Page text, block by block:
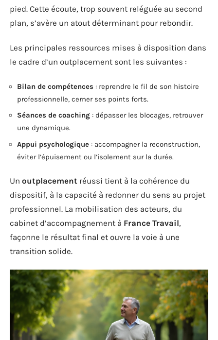
pied. Cette écoute, trop souvent reléguée au second
plan, s’avère un atout déterminant pour rebondir.
Les principales ressources mises à disposition dans
le cadre d’un outplacement sont les suivantes :
Bilan de compétences : reprendre le fil de son histoire
professionnelle, cerner ses points forts.
Séances de coaching : dépasser les blocages, retrouver
une dynamique.
Appui psychologique : accompagner la reconstruction,
éviter l’épuisement ou l’isolement sur la durée.
Un outplacement réussi tient à la cohérence du
dispositif, à la capacité à redonner du sens au projet
professionnel. La mobilisation des acteurs, du
cabinet d’accompagnement à France Travail,
façonne le résultat final et ouvre la voie à une
transition solide.